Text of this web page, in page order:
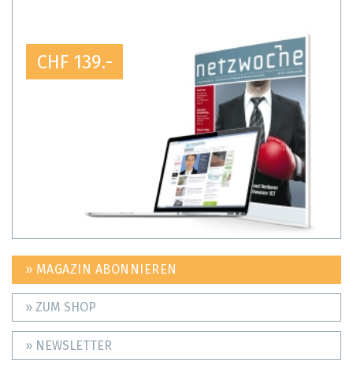
CHF 139.-
» MAGAZIN ABONNIEREN
» ZUM SHOP
» NEWSLETTER